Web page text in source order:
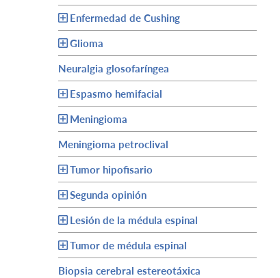
Enfermedad de Cushing
Glioma
Neuralgia glosofaríngea
Espasmo hemifacial
Meningioma
Meningioma petroclival
Tumor hipofisario
Segunda opinión
Lesión de la médula espinal
Tumor de médula espinal
Biopsia cerebral estereotáxica